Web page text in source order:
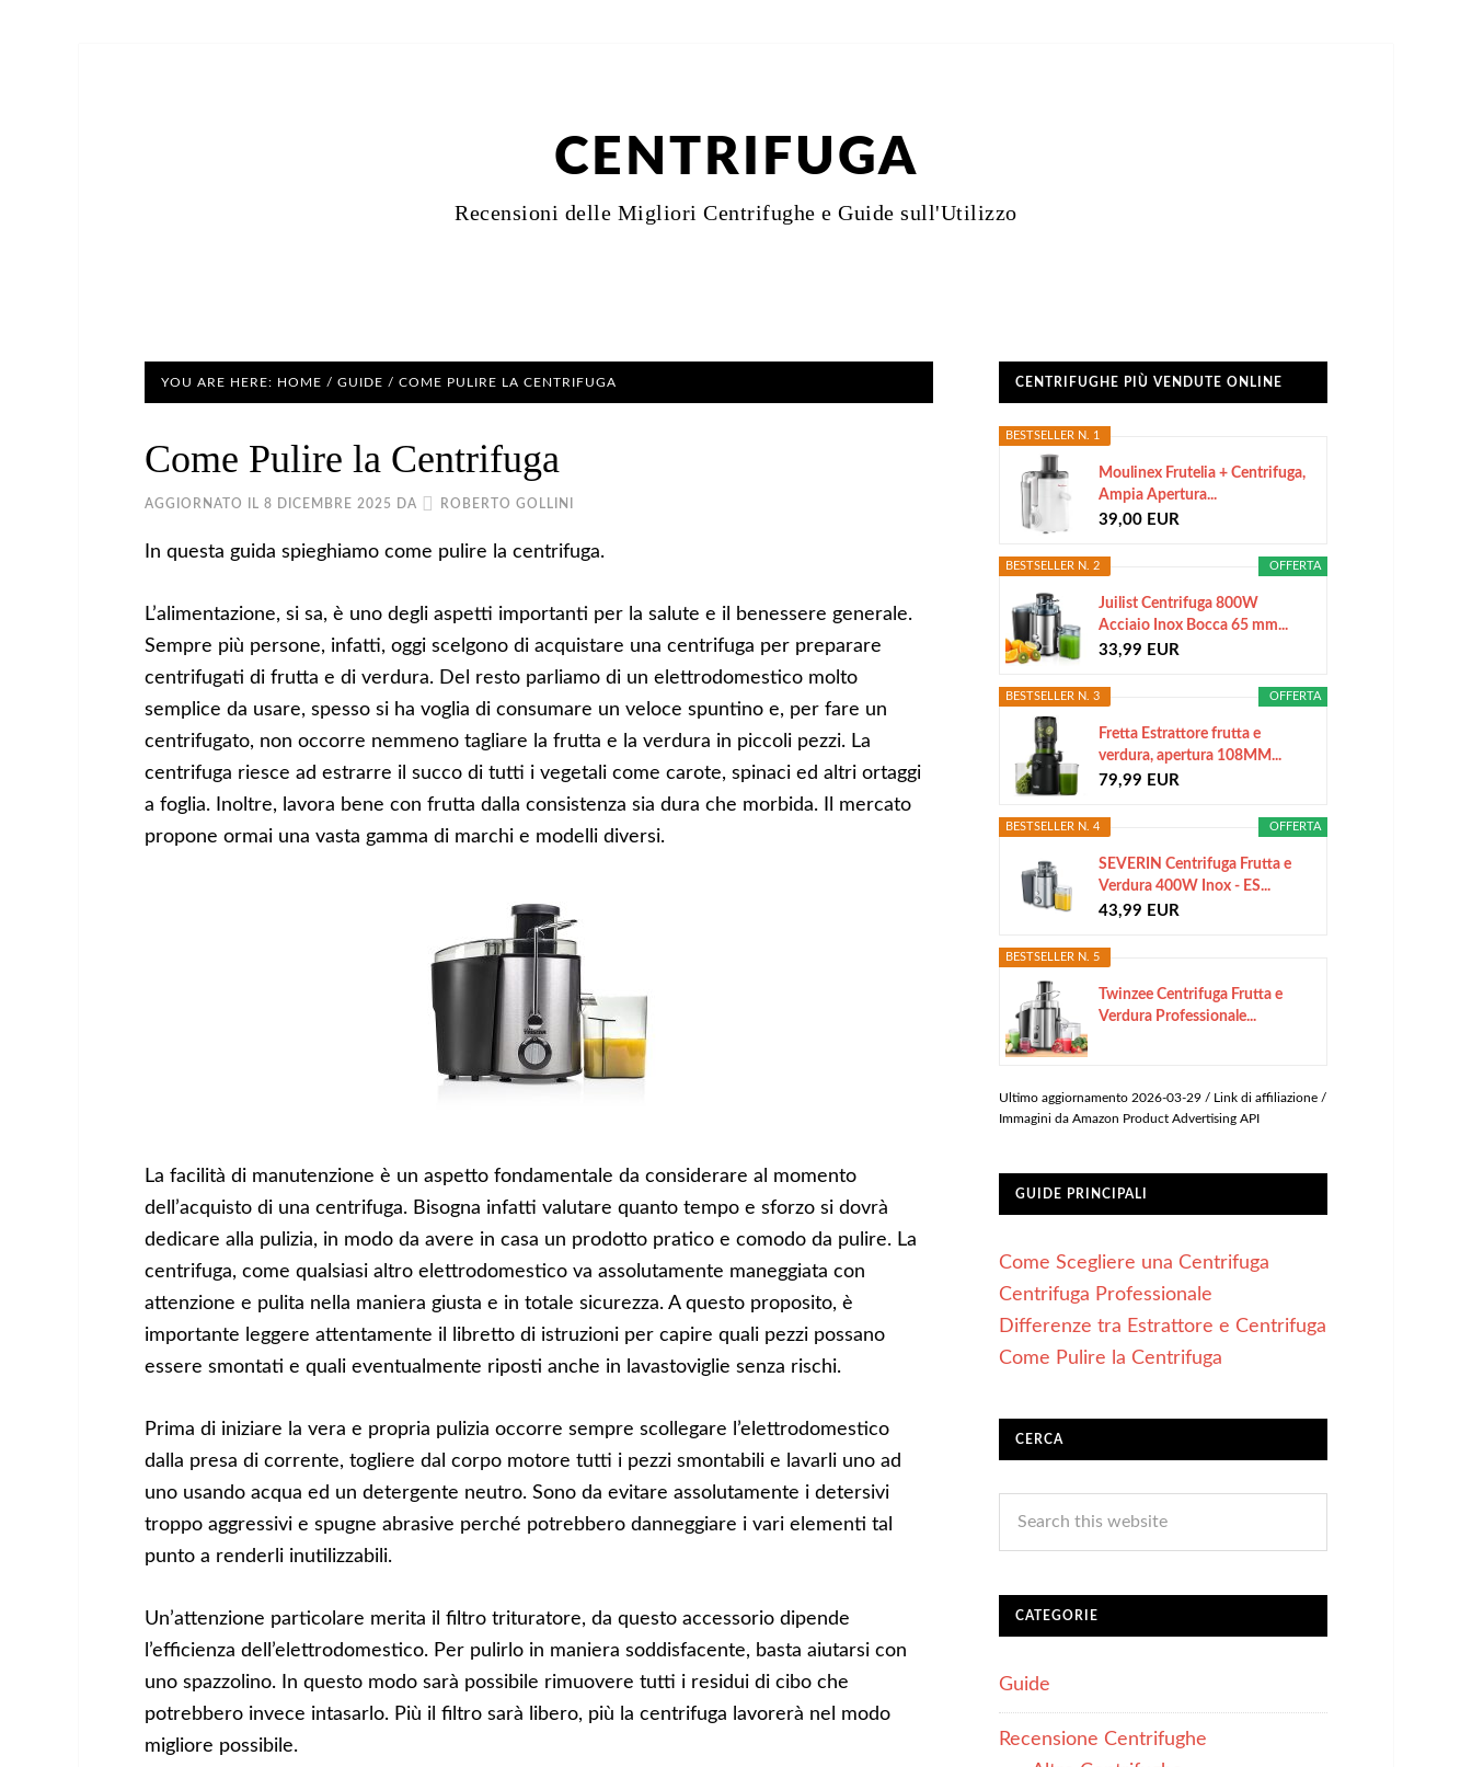
CENTRIFUGA
Recensioni delle Migliori Centrifughe e Guide sull'Utilizzo
YOU ARE HERE: HOME / GUIDE / COME PULIRE LA CENTRIFUGA
Come Pulire la Centrifuga
AGGIORNATO IL 8 DICEMBRE 2025 DA ROBERTO GOLLINI
In questa guida spieghiamo come pulire la centrifuga.
L’alimentazione, si sa, è uno degli aspetti importanti per la salute e il benessere generale.
Sempre più persone, infatti, oggi scelgono di acquistare una centrifuga per preparare
centrifugati di frutta e di verdura. Del resto parliamo di un elettrodomestico molto
semplice da usare, spesso si ha voglia di consumare un veloce spuntino e, per fare un
centrifugato, non occorre nemmeno tagliare la frutta e la verdura in piccoli pezzi. La
centrifuga riesce ad estrarre il succo di tutti i vegetali come carote, spinaci ed altri ortaggi
a foglia. Inoltre, lavora bene con frutta dalla consistenza sia dura che morbida. Il mercato
propone ormai una vasta gamma di marchi e modelli diversi.
La facilità di manutenzione è un aspetto fondamentale da considerare al momento
dell’acquisto di una centrifuga. Bisogna infatti valutare quanto tempo e sforzo si dovrà
dedicare alla pulizia, in modo da avere in casa un prodotto pratico e comodo da pulire. La
centrifuga, come qualsiasi altro elettrodomestico va assolutamente maneggiata con
attenzione e pulita nella maniera giusta e in totale sicurezza. A questo proposito, è
importante leggere attentamente il libretto di istruzioni per capire quali pezzi possano
essere smontati e quali eventualmente riposti anche in lavastoviglie senza rischi.
Prima di iniziare la vera e propria pulizia occorre sempre scollegare l’elettrodomestico
dalla presa di corrente, togliere dal corpo motore tutti i pezzi smontabili e lavarli uno ad
uno usando acqua ed un detergente neutro. Sono da evitare assolutamente i detersivi
troppo aggressivi e spugne abrasive perché potrebbero danneggiare i vari elementi tal
punto a renderli inutilizzabili.
Un’attenzione particolare merita il filtro trituratore, da questo accessorio dipende
l’efficienza dell’elettrodomestico. Per pulirlo in maniera soddisfacente, basta aiutarsi con
uno spazzolino. In questo modo sarà possibile rimuovere tutti i residui di cibo che
potrebbero invece intasarlo. Più il filtro sarà libero, più la centrifuga lavorerà nel modo
migliore possibile.
CENTRIFUGHE PIÙ VENDUTE ONLINE
BESTSELLER N. 1
Moulinex Frutelia + Centrifuga,
Ampia Apertura...
39,00 EUR
OFFERTA
BESTSELLER N. 2
Juilist Centrifuga 800W
Acciaio Inox Bocca 65 mm...
33,99 EUR
OFFERTA
BESTSELLER N. 3
Fretta Estrattore frutta e
verdura, apertura 108MM...
79,99 EUR
OFFERTA
BESTSELLER N. 4
SEVERIN Centrifuga Frutta e
Verdura 400W Inox - ES...
43,99 EUR
BESTSELLER N. 5
Twinzee Centrifuga Frutta e
Verdura Professionale...
Ultimo aggiornamento 2026-03-29 / Link di affiliazione /
Immagini da Amazon Product Advertising API
GUIDE PRINCIPALI
Come Scegliere una Centrifuga
Centrifuga Professionale
Differenze tra Estrattore e Centrifuga
Come Pulire la Centrifuga
CERCA
CATEGORIE
Guide
Recensione Centrifughe